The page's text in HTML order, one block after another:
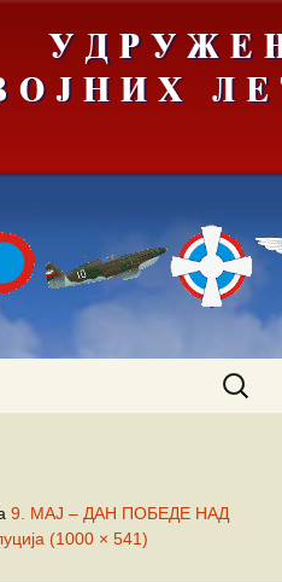
9. МАЈ – ДАН ПОБЕДЕ НАД
(1000 × 541)